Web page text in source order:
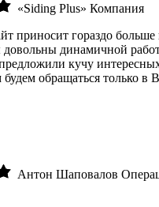
«Siding Plus» Компания
приносит гораздо
динамичной
кучу
обращаться только в
Антон Шаповалов